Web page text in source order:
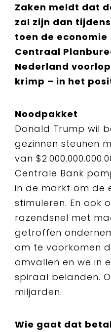
Zaken meldt dat
zal zijn dan
toen de economie
Centraal
Nederland
krimp – in het
Noodpakket
Donald Trump wil
gezinnen steunen
van
Centrale Bank
in de markt om de
stimuleren. En ook
razendsnel met
getroffen
om te voorkomen
omvallen en we in
spiraal belanden.
miljarden.
Wie gaat dat